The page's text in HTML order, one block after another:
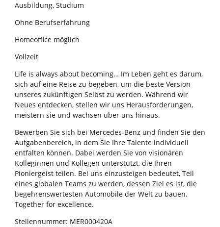
Ausbildung, Studium
Ohne Berufserfahrung
Homeoffice möglich
Vollzeit
Life is always about becoming… Im Leben geht es darum,
sich auf eine Reise zu begeben, um die beste Version
unseres zukünftigen Selbst zu werden. Während wir
Neues entdecken, stellen wir uns Herausforderungen,
meistern sie und wachsen über uns hinaus.
Bewerben Sie sich bei Mercedes-Benz und finden Sie den
Aufgabenbereich, in dem Sie Ihre Talente individuell
entfalten können. Dabei werden Sie von visionären
Kolleginnen und Kollegen unterstützt, die Ihren
Pioniergeist teilen. Bei uns einzusteigen bedeutet, Teil
eines globalen Teams zu werden, dessen Ziel es ist, die
begehrenswertesten Automobile der Welt zu bauen.
Together for excellence.
Stellennummer: MER000420A